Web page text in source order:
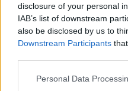
disclosure of your personal
IAB’s list of downstream
also be disclosed by us to
Downstream Participants
Please note that this
Personal Data
Ricevi le